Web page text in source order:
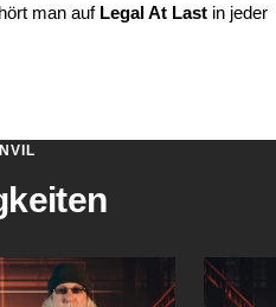
man auf Legal At Last in jeder